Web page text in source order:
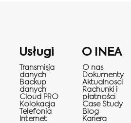
Usługi
Transmisja
danych
Backup
danych
Cloud PRO
Kolokacja
Telefonia
Internet
O INEA
O nas
Dokumenty
Aktualnosci
Rachunki i
płatności
Case Study
Blog
Kariera